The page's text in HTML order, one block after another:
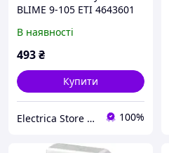
BLIME 9-105 ETI 4643601
В наявності
493₴
Купити
Electrica Store - інтернет магазин электрообладнання 100%